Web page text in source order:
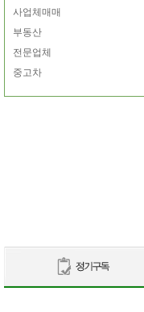
사업체매매
부동산
전문업체
중고차